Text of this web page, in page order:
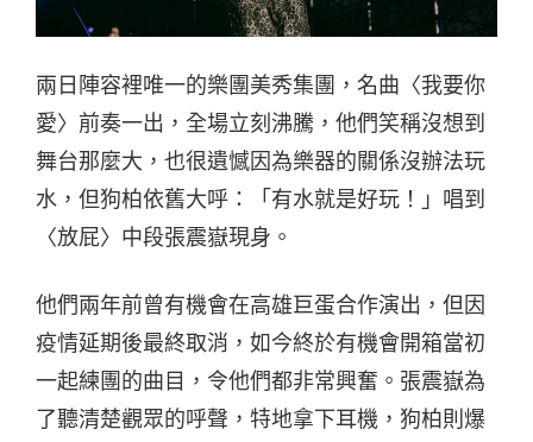
兩日陣容裡唯一的樂團美秀集團，名曲〈我要你
愛〉前奏一出，全場立刻沸騰，他們笑稱沒想到
舞台那麼大，也很遺憾因為樂器的關係沒辦法玩
水，但狗柏依舊大呼：「有水就是好玩！」唱到
〈放屁〉中段張震嶽現身。
他們兩年前曾有機會在高雄巨蛋合作演出，但因
疫情延期後最終取消，如今終於有機會開箱當初
一起練團的曲目，令他們都非常興奮。張震嶽為
了聽清楚觀眾的呼聲，特地拿下耳機，狗柏則爆